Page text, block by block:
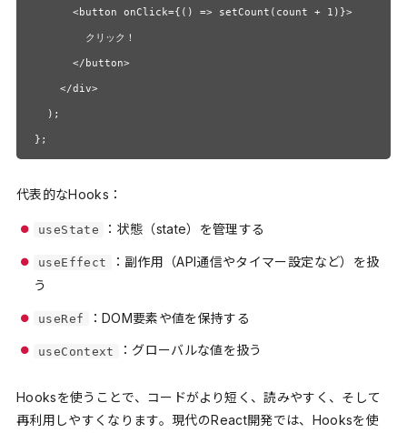
<button onClick={() => setCount(count + 1)}>
クリック！
</button>
</div>
);
};
代表的なHooks：
useState ：状態（state）を管理する
useEffect
：副作用（API通信やタイマー設定など）を扱
う
useRef ：DOM要素や値を保持する
useContext ：グローバルな値を扱う
Hooksを使うことで、コードがより短く、読みやすく、そして
再利用しやすくなります。現代のReact開発では、Hooksを使